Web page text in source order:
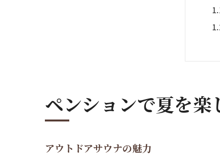
ペンションで夏を
アウトドアサウナの魅力